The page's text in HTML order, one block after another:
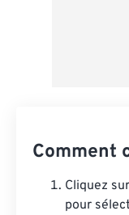
Comment
Cliquez
pour